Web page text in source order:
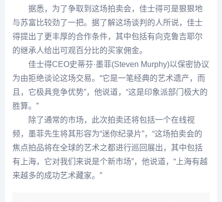
据悉，为了争取到这场拍卖会，佳士得可是狠狠地
与苏富比较劲了一把。据了解这场谈判的人所说，佳士
得提出了更丰厚的合作条件，其中包括有向克鲁吉耶尔
的继承人给出可观百分比的买家佣金。
佳士得CEO史蒂芬·墨菲(Steven Murphy)以保密协议
为由拒绝谈论这场交易。“它是一笔经典的艺术遗产，而
且，它极具竞争优势”，他说道，“这是印象派部门极大的
胜算。”
除了通常的市场，此次拍卖还将包括一个在线视
频，墨菲先生将其形容为“迷你纪录片”，“这场拍卖会的
焦点拍品将在全球的艺术之都进行巡回展出，其中包括
有上海，它对我们来说是个新市场”，他说道，“上海有越
来越多的成功艺术藏家。”